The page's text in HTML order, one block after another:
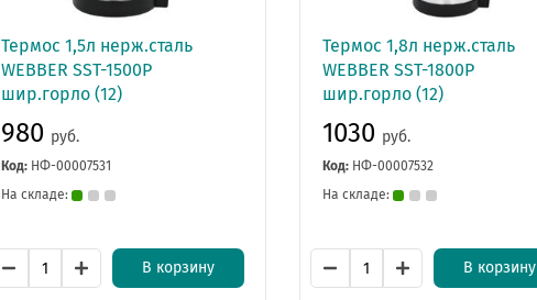
Термос 1,5л нерж.сталь
WEBBER SSТ-1500P
шир.горло (12)
980 руб.
Код: НФ-00007531
На складе:
В корзину
Термос 1,8л нерж.сталь
WEBBER SSТ-1800P
шир.горло (12)
1030 руб.
Код: НФ-00007532
На складе:
В корзину